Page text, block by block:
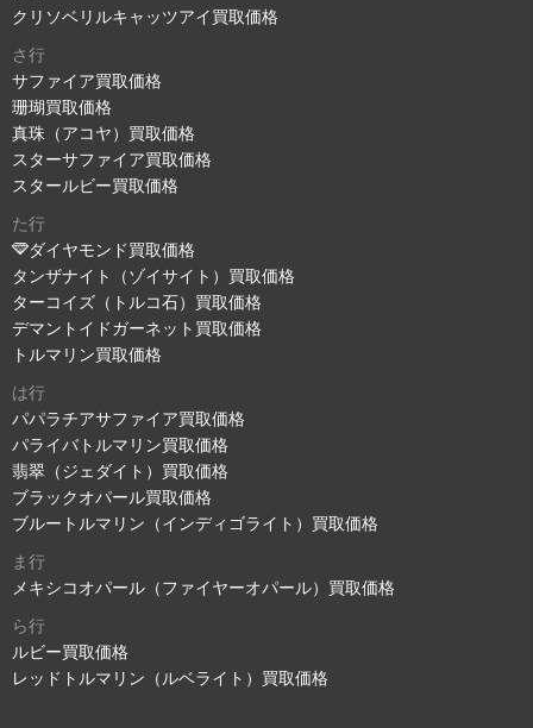
クリソベリルキャッツアイ買取価格
さ行
サファイア買取価格
珊瑚買取価格
真珠（アコヤ）買取価格
スターサファイア買取価格
スタールビー買取価格
た行
ダイヤモンド買取価格
タンザナイト（ゾイサイト）買取価格
ターコイズ（トルコ石）買取価格
デマントイドガーネット買取価格
トルマリン買取価格
は行
パパラチアサファイア買取価格
パライバトルマリン買取価格
翡翠（ジェダイト）買取価格
ブラックオパール買取価格
ブルートルマリン（インディゴライト）買取価格
ま行
メキシコオパール（ファイヤーオパール）買取価格
ら行
ルビー買取価格
レッドトルマリン（ルベライト）買取価格